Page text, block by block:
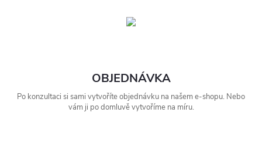
OBJEDNÁVKA
Po konzultaci si sami vytvoříte objednávku na našem e-shopu. Nebo
vám ji po domluvě vytvoříme na míru.